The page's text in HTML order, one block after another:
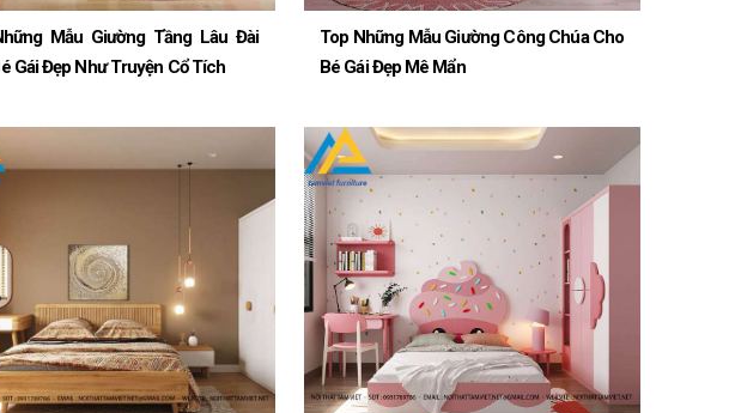
Mẫu Giường Tầng Lâu Đài
Gái Đẹp Như Truyện Cổ Tích
Top Những Mẫu Giường Công Chúa Cho
Bé Gái Đẹp Mê Mẩn